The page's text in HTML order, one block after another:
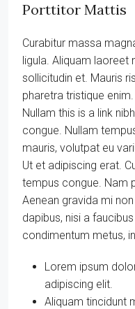
Porttitor Mattis
Curabitur massa
ligula. Aliquam laoreet
sollicitudin et. Mauris
pharetra tristique enim.
Nullam this is a link
congue. Nullam
mauris, volutpat eu
Ut et adipiscing erat.
tempus congue. Nam
Aenean gravida mi
dapibus, nisi a
condimentum metus,
Lorem ipsum
adipiscing elit.
Aliquam tincidunt